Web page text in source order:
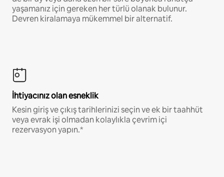
yaşamanız için gereken her türlü olanak bulunur.
Devren kiralamaya mükemmel bir alternatif.
İhtiyacınız olan esneklik
Kesin giriş ve çıkış tarihlerinizi seçin ve ek bir taahhüt
veya evrak işi olmadan kolaylıkla çevrim içi
rezervasyon yapın.*